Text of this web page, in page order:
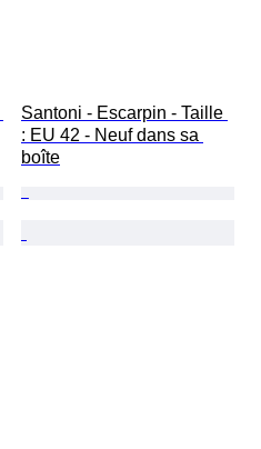
Santoni - Escarpin - Taille
: EU 42 - Neuf dans sa
boîte